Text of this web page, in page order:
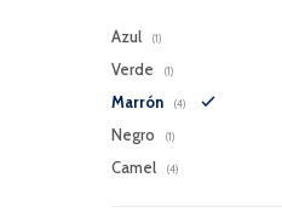
Azul (1)
Verde (1)
Marrón (4)
Negro (1)
Camel (4)